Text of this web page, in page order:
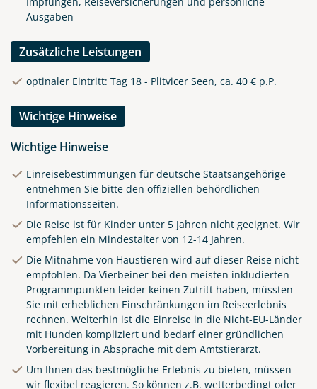
Ausgaben
Zusätzliche Leistungen
optinaler Eintritt: Tag 18 - Plitvicer Seen, ca. 40 € p.P.
Wichtige Hinweise
Wichtige Hinweise
Einreisebestimmungen für deutsche Staatsangehörige
entnehmen Sie bitte den offiziellen behördlichen
Informationsseiten.
Die Reise ist für Kinder unter 5 Jahren nicht geeignet. Wir
empfehlen ein Mindestalter von 12-14 Jahren.
Die Mitnahme von Haustieren wird auf dieser Reise nicht
empfohlen. Da Vierbeiner bei den meisten inkludierten
Programmpunkten leider keinen Zutritt haben, müssten
Sie mit erheblichen Einschränkungen im Reiseerlebnis
rechnen. Weiterhin ist die Einreise in die Nicht-EU-Länder
mit Hunden kompliziert und bedarf einer gründlichen
Vorbereitung in Absprache mit dem Amtstierarzt.
Um Ihnen das bestmögliche Erlebnis zu bieten, müssen
wir flexibel reagieren. So können z.B. wetterbedingt oder